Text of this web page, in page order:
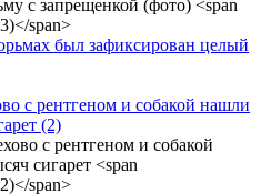
был зафиксирован целый
с рентгеном и собакой нашли
(2)